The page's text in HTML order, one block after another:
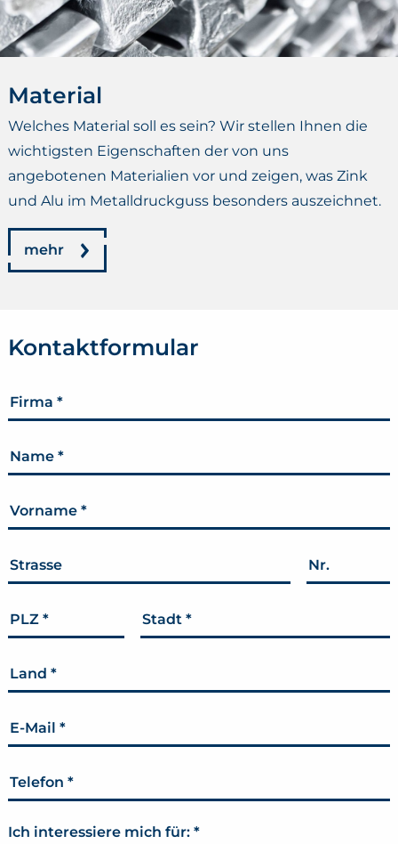
Material
Welches Material soll es sein? Wir stellen Ihnen die
wichtigsten Eigenschaften der von uns
angebotenen Materialien vor und zeigen, was Zink
und Alu im Metalldruckguss besonders auszeichnet.
mehr
Kontaktformular
Firma *
Name *
Vorname *
Strasse Nr.
PLZ * Stadt*
Land *
E-Mail *
Telefon *
Ich interessiere mich für: *